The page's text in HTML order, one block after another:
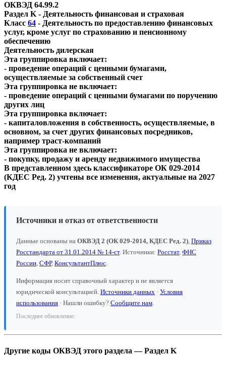
ОКВЭД 64.99.2
Раздел K - Деятельность финансовая и страховая
Класс 64 - Деятельность по предоставлению финансовых
услуг, кроме услуг по страхованию и пенсионному
обеспечению
Деятельность дилерская
Эта группировка включает:
- проведение операций с ценными бумагами,
осуществляемые за собственный счет
Эта группировка не включает:
- проведение операций с ценными бумагами по поручению
других лиц
Эта группировка включает:
- капиталовложения в собственность, осуществляемые, в
основном, за счет других финансовых посредников,
например траст-компаний
Эта группировка не включает:
- покупку, продажу и аренду недвижимого имущества
В представленном здесь классификаторе ОК 029-2014
(КДЕС Ред. 2) учтены все изменения, актуальные на 2027
год
Источники и отказ от ответственности
Данные основаны на ОКВЭД 2 (ОК 029-2014, КДЕС Ред. 2), Приказ
Росстандарта от 31.01.2014 № 14-ст. Источники: Росстат, ФНС
России, СФР, КонсультантПлюс.
Информация носит справочный характер и не является
юридической консультацией. Источники данных · Условия
использования · Нашли ошибку? Сообщите нам.
Последнее обновление:
Другие коды ОКВЭД этого раздела — Раздел K